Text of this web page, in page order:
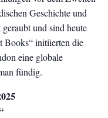
Geschichte und
und sind heute
initiierten die
eine globale
fündig.